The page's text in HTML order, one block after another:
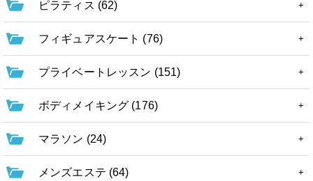
ピラティス (62)
フィギュアスケート (76)
プライベートレッスン (151)
ボディメイキング (176)
マラソン (24)
メンズエステ (64)